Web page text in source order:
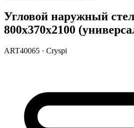
Угловой наружный
800х370х2100
ART40065 · Cryspi